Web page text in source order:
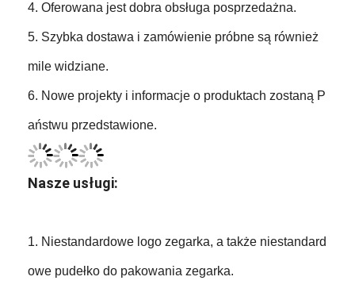
4. Oferowana jest dobra obsługa posprzedażna.
5. Szybka dostawa i zamówienie próbne są również
mile widziane.
6. Nowe projekty i informacje o produktach zostaną P
aństwu przedstawione.
Nasze usługi:
1. Niestandardowe logo zegarka, a także niestandard
owe pudełko do pakowania zegarka.